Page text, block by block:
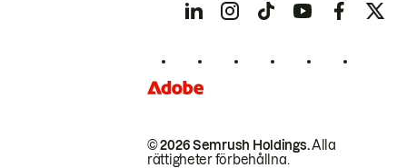
© 2026 Semrush Holdings.Alla
rättigheter förbehållna.